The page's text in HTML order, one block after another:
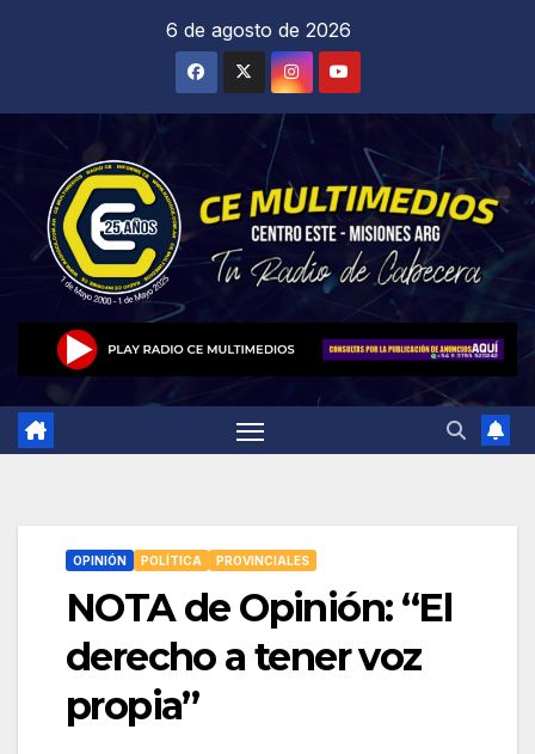
6 de agosto de 2026
OPINIÓN POLÍTICA PROVINCIALES
NOTA de Opinión: “El
derecho a tener voz
propia”